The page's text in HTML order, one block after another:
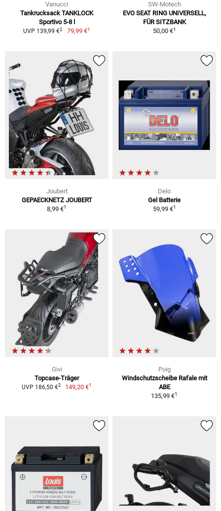
Vanucci
Tankrucksack TANKLOCK
Sportivo 5-8 l
UVP 139,99 €2 79,99 €1
SW-Motech
EVO SEAT RING UNIVERSELL,
FÜR SITZBANK
50,00 €1
Joubert
GEPAECKNETZ JOUBERT
8,99 €1
Delo
Gel Batterie
59,99 €1
Givi
Topcase-Träger
UVP 186,50 €2 149,20 €1
Puig
Windschutzscheibe Rafale mit
ABE
135,99 €1